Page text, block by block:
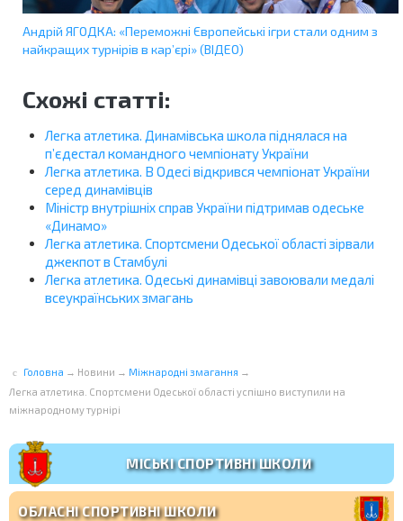
Андрій ЯГОДКА: «Переможні Європейські ігри стали одним з
найкращих турнірів в кар’єрі» (ВІДЕО)
Схожі статті:
Легка атлетика. Динамівська школа піднялася на
п’єдестал командного чемпіонату України
Легка атлетика. В Одесі відкрився чемпіонат України
серед динамівців
Міністр внутрішніх справ України підтримав одеське
«Динамо»
Легка атлетика. Спортсмени Одеської області зірвали
джекпот в Стамбулі
Легка атлетика. Одеські динамівці завоювали медалі
всеукраїнських змагань
Головна → Новини → Міжнародні змагання →
Легка атлетика. Спортсмени Одеської області успішно виступили на
міжнародному турнірі
МІСЬКІ СПОРТИВНІ ШКОЛИ
ОБЛАСНІ СПОРТИВНІ ШКОЛИ